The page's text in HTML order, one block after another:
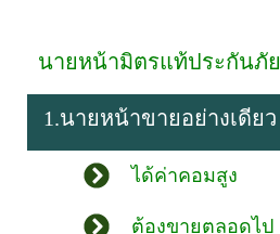
นายหน้ามิตรแท้ประกันภัย
1.นายหน้าขายอย่างเดียว
ได้ค่าคอมสูง
ต้องขายตลอดไป